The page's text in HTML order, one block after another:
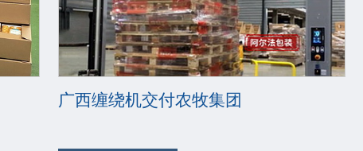
广西缠绕机交付农牧集团